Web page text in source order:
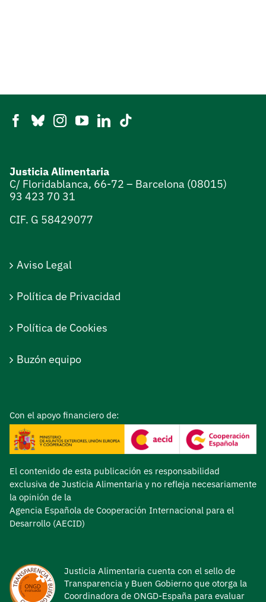
Justicia Alimentaria
C/ Floridablanca, 66-72 – Barcelona (08015)
93 423 70 31
CIF. G 58429077
Aviso Legal
Política de Privacidad
Política de Cookies
Buzón equipo
Con el apoyo financiero de:
El contenido de esta publicación es responsabilidad
exclusiva de Justicia Alimentaria y no refleja necesariamente
la opinión de la
Agencia Española de Cooperación Internacional para el
Desarrollo (AECID)
Justicia Alimentaria cuenta con el sello de
Transparencia y Buen Gobierno que otorga la
Coordinadora de ONGD-España para evaluar